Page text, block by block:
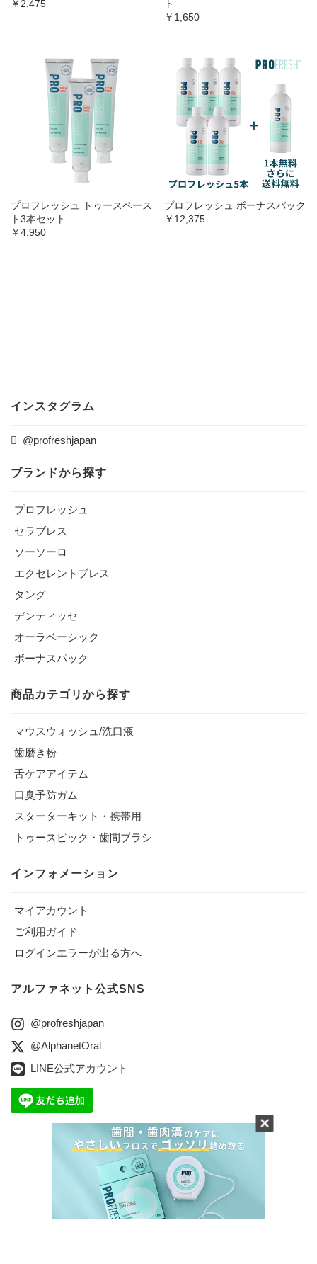
￥2,475
ト
￥1,650
プロフレッシュ トゥースペース
ト3本セット
￥4,950
プロフレッシュ ボーナスパック
￥12,375
インスタグラム
@profreshjapan
ブランドから探す
プロフレッシュ
セラブレス
ソーソーロ
エクセレントブレス
タング
デンティッセ
オーラベーシック
ボーナスパック
商品カテゴリから探す
マウスウォッシュ/洗口液
歯磨き粉
舌ケアアイテム
口臭予防ガム
スターターキット・携帯用
トゥースピック・歯間ブラシ
インフォメーション
マイアカウント
ご利用ガイド
ログインエラーが出る方へ
アルファネット公式SNS
@profreshjapan
@AlphanetOral
LINE公式アカウント
会社案内
プライバシーポリシー
特定商取引に関する法律に基づく表記
お問合せ